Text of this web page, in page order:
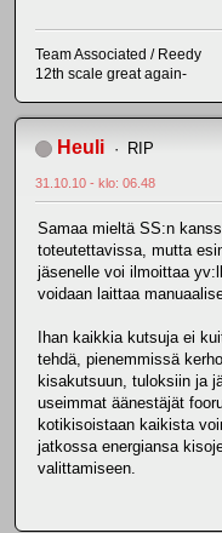
Team Associated /
12th scale great again-
Heuli RIP
31.10.10 - klo: 06.48
Samaa mieltä SS:n
toteutettavissa, mutta
jäsenelle voi ilmoittaa
voidaan laittaa
Ihan kaikkia kutsuja ei
tehdä, pienemmissä
kisakutsuun, tuloksiin ja
useimmat äänestäjät
kotikisoistaan kaikista
jatkossa energiansa
valittamiseen.